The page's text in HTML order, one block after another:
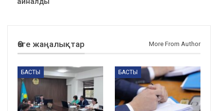
Өзге жаңалықтар More From Author
БАСТЫ БАСТЫ